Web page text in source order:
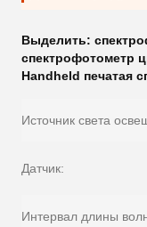
Выделить:
спектрофотометр
Handheld печатая
Источник света
Датчик:
Интервал длины